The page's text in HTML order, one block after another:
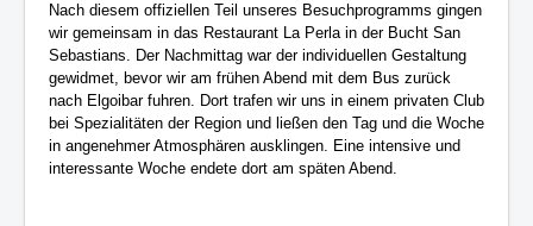
Nach diesem offiziellen Teil unseres Besuchprogramms gingen
wir gemeinsam in das Restaurant La Perla in der Bucht San
Sebastians. Der Nachmittag war der individuellen Gestaltung
gewidmet, bevor wir am frühen Abend mit dem Bus zurück
nach Elgoibar fuhren. Dort trafen wir uns in einem privaten Club
bei Spezialitäten der Region und ließen den Tag und die Woche
in angenehmer Atmosphären ausklingen. Eine intensive und
interessante Woche endete dort am späten Abend.